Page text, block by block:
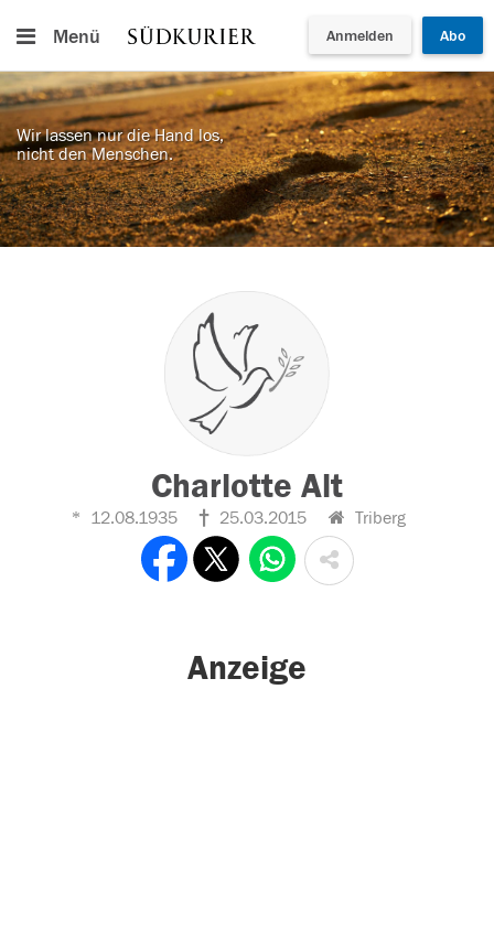
Menü Anmelden Abo
Wir lassen nur die Hand los,
nicht den Menschen.
Charlotte Alt
12.08.1935 25.03.2015 Triberg
Anzeige